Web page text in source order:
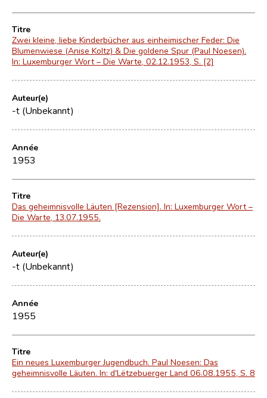
Titre
Zwei kleine, liebe Kinderbücher aus einheimischer Feder: Die
Blumenwiese (Anise Koltz) & Die goldene Spur (Paul Noesen).
In: Luxemburger Wort – Die Warte, 02.12.1953, S. [2]
Auteur(e)
-t (Unbekannt)
Année
1953
Titre
Das geheimnisvolle Läuten [Rezension]. In: Luxemburger Wort –
Die Warte, 13.07.1955.
Auteur(e)
-t (Unbekannt)
Année
1955
Titre
Ein neues Luxemburger Jugendbuch. Paul Noesen: Das
geheimnisvolle Läuten. In: d'Lëtzebuerger Land 06.08.1955, S. 8